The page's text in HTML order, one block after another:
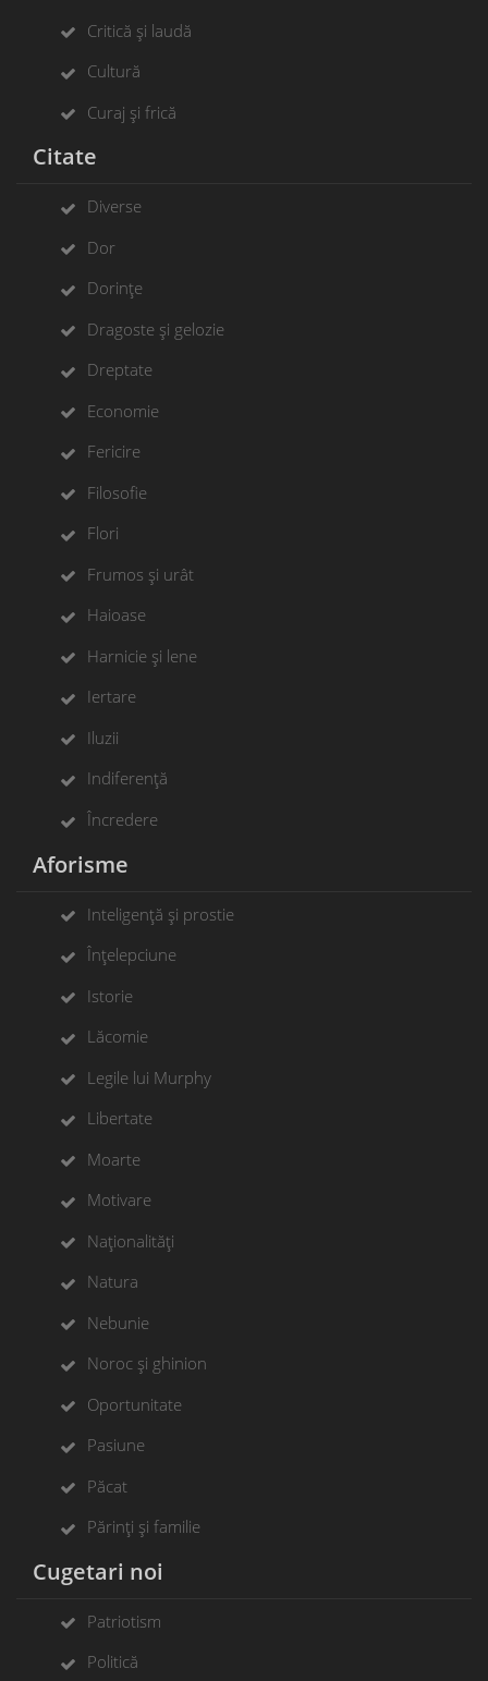
Critică și laudă
Cultură
Curaj și frică
Citate
Diverse
Dor
Dorințe
Dragoste și gelozie
Dreptate
Economie
Fericire
Filosofie
Flori
Frumos și urât
Haioase
Harnicie și lene
Iertare
Iluzii
Indiferență
Încredere
Aforisme
Inteligență și prostie
Înțelepciune
Istorie
Lăcomie
Legile lui Murphy
Libertate
Moarte
Motivare
Naționalități
Natura
Nebunie
Noroc și ghinion
Oportunitate
Pasiune
Păcat
Părinți și familie
Cugetari noi
Patriotism
Politică